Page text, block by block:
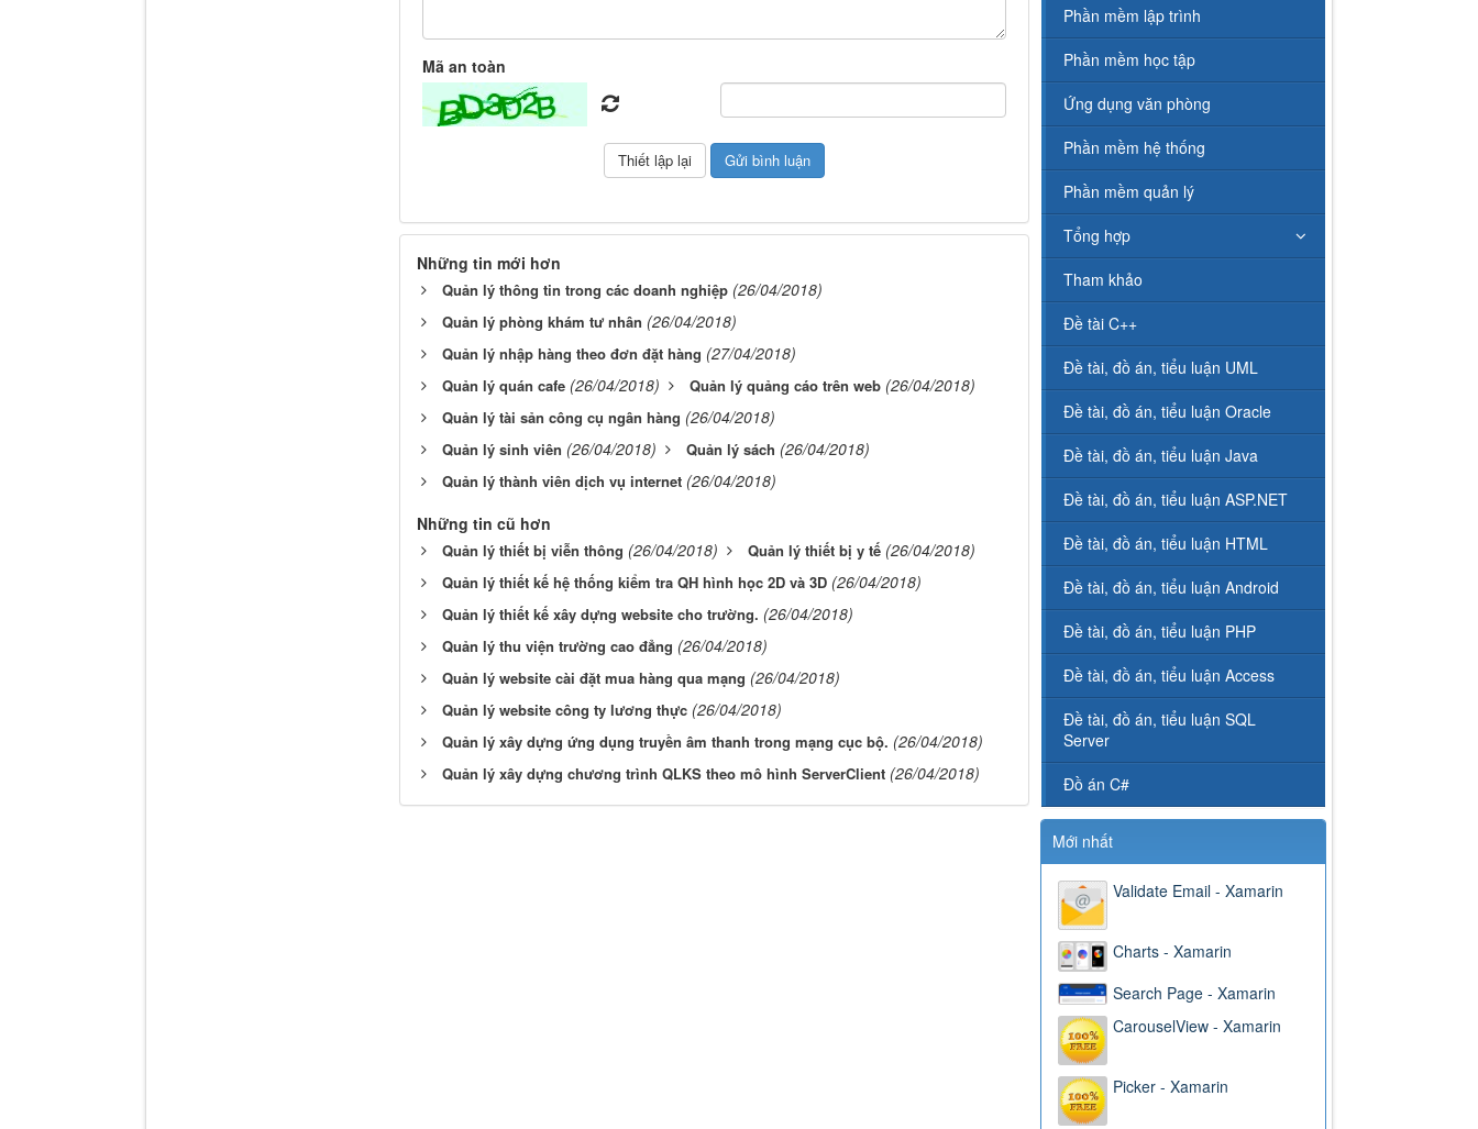
Mã an toàn
Những tin mới hơn
Quản lý thông tin trong các doanh nghiệp (26/04/2018)
Quản lý phòng khám tư nhân (26/04/2018)
Quản lý nhập hàng theo đơn đặt hàng (27/04/2018)
Quản lý quán cafe (26/04/2018) Quản lý quảng cáo trên web (26/04/2018)
Quản lý tài sản công cụ ngân hàng (26/04/2018)
Quản lý sinh viên (26/04/2018) Quản lý sách (26/04/2018)
Quản lý thành viên dịch vụ internet (26/04/2018)
Những tin cũ hơn
Quản lý thiết bị viễn thông (26/04/2018) Quản lý thiết bị y tế (26/04/2018)
Quản lý thiết kế hệ thống kiểm tra QH hình học 2D và 3D (26/04/2018)
Quản lý thiết kế xây dựng website cho trường. (26/04/2018)
Quản lý thu viện trường cao đẳng (26/04/2018)
Quản lý website cài đặt mua hàng qua mạng (26/04/2018)
Quản lý website công ty lương thực (26/04/2018)
Quản lý xây dựng ứng dụng truyền âm thanh trong mạng cục bộ. (26/04/2018)
Quản lý xây dựng chương trình QLKS theo mô hình ServerClient (26/04/2018)
Phần mềm lập trình
Phần mềm học tập
Ứng dụng văn phòng
Phần mềm hệ thống
Phần mềm quản lý
Tổng hợp
Tham khảo
Đề tài C++
Đề tài, đồ án, tiểu luận UML
Đề tài, đồ án, tiểu luận Oracle
Đề tài, đồ án, tiểu luận Java
Đề tài, đồ án, tiểu luận ASP.NET
Đề tài, đồ án, tiểu luận HTML
Đề tài, đồ án, tiểu luận Android
Đề tài, đồ án, tiểu luận PHP
Đề tài, đồ án, tiểu luận Access
Đề tài, đồ án, tiểu luận SQL
Server
Đồ án C#
Mới nhất
Validate Email - Xamarin
Charts - Xamarin
Search Page - Xamarin
CarouselView - Xamarin
Picker - Xamarin